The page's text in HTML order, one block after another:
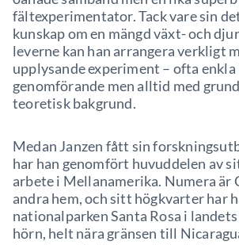
fältexperimentator. Tack vare sin
kunskap om en mängd växt- och
leverne kan han arrangera verkligt
upplysande experiment – ofta
genomförande men alltid med
teoretisk bakgrund.
Medan Janzen fått sin
har han genomfört huvuddelen av
arbete i Mellanamerika. Numera är
andra hem, och sitt högkvarter har
nationalparken Santa Rosa i
hörn, helt nära gränsen till